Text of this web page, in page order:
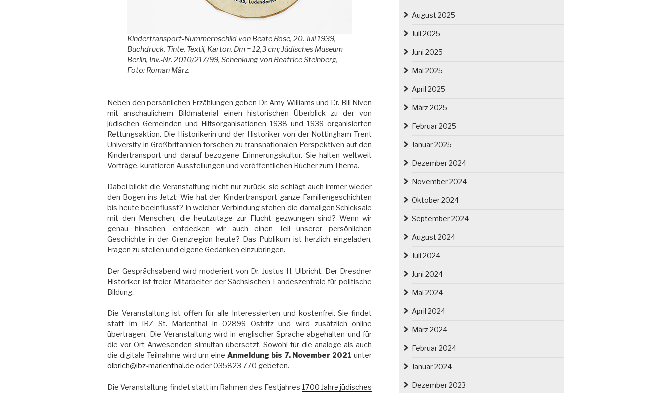
Kindertransport-Nummernschild von Beate Rose, 20. Juli 1939,
Buchdruck, Tinte, Textil, Karton, Dm = 12,3 cm; Jüdisches Museum
Berlin, Inv.-Nr. 2010/217/99, Schenkung von Beatrice Steinberg,
Foto: Roman März.
Neben den persönlichen Erzählungen geben Dr. Amy Williams und Dr. Bill Niven
mit anschaulichem Bildmaterial einen historischen Überblick zu der von
jüdischen Gemeinden und Hilfsorganisationen 1938 und 1939 organisierten
Rettungsaktion. Die Historikerin und der Historiker von der Nottingham Trent
University in Großbritannien forschen zu transnationalen Perspektiven auf den
Kindertransport und darauf bezogene Erinnerungskultur. Sie halten weltweit
Vorträge, kuratieren Ausstellungen und veröffentlichen Bücher zum Thema.
Dabei blickt die Veranstaltung nicht nur zurück, sie schlägt auch immer wieder
den Bogen ins Jetzt: Wie hat der Kindertransport ganze Familiengeschichten
bis heute beeinflusst? In welcher Verbindung stehen die damaligen Schicksale
mit den Menschen, die heutzutage zur Flucht gezwungen sind? Wenn wir
genau hinsehen, entdecken wir auch einen Teil unserer persönlichen
Geschichte in der Grenzregion heute? Das Publikum ist herzlich eingeladen,
Fragen zu stellen und eigene Gedanken einzubringen.
Der Gesprächsabend wird moderiert von Dr. Justus H. Ulbricht. Der Dresdner
Historiker ist freier Mitarbeiter der Sächsischen Landeszentrale für politische
Bildung.
Die Veranstaltung ist offen für alle Interessierten und kostenfrei. Sie findet
statt im IBZ St. Marienthal in 02899 Ostritz und wird zusätzlich online
übertragen. Die Veranstaltung wird in englischer Sprache abgehalten und für
die vor Ort Anwesenden simultan übersetzt. Sowohl für die analoge als auch
die digitale Teilnahme wird um eineAnmeldung bis 7. November 2021 unter
olbrich@ibz-marienthal.de oder 035823 770 gebeten.
Die Veranstaltung findet statt im Rahmen des Festjahres 1700 Jahre jüdisches
August 2025
Juli 2025
Juni 2025
Mai 2025
April 2025
März 2025
Februar 2025
Januar 2025
Dezember 2024
November 2024
Oktober 2024
September 2024
August 2024
Juli 2024
Juni 2024
Mai 2024
April 2024
März 2024
Februar 2024
Januar 2024
Dezember 2023